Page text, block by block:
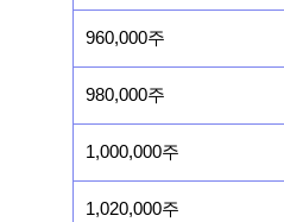
960,000주
980,000주
1,000,000주
1,020,000주